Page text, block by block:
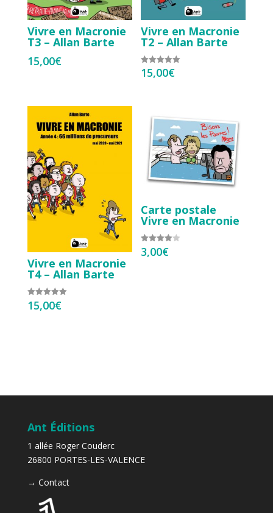
Vivre en Macronie
T3 – Allan Barte
15,00€
Vivre en Macronie
T2 – Allan Barte
Note
5.00
15,00€
Vivre en Macronie
T4 – Allan Barte
Note
5.00
15,00€
Carte postale
Vivre en Macronie
Note
4.00
3,00€
Ant Éditions
1 allée Roger Couderc
26800 PORTES-LES-VALENCE
→ Contact